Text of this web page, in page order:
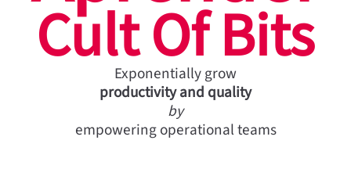
Cult Of Bits
Exponentially grow
productivity and quality
by
empowering operational teams